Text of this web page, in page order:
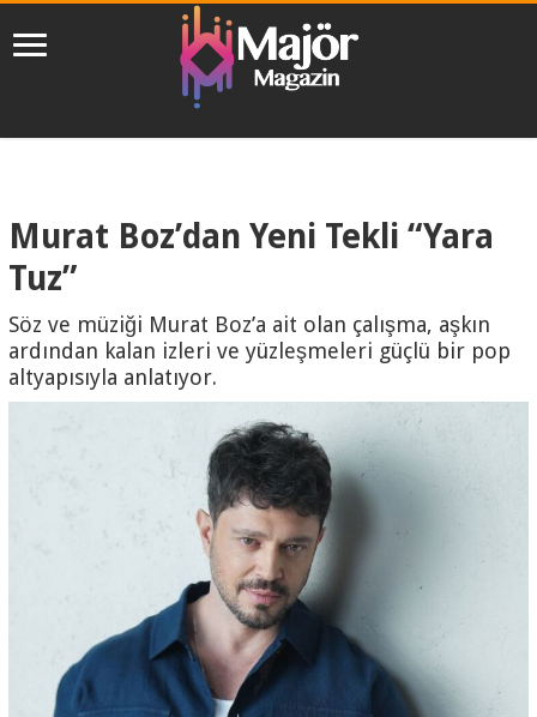
Murat Boz’dan Yeni Tekli “Yara
Tuz”
Söz ve müziği Murat Boz’a ait olan çalışma, aşkın
ardından kalan izleri ve yüzleşmeleri güçlü bir pop
altyapısıyla anlatıyor.